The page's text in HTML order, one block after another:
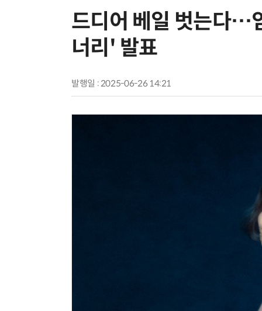
드디어 베일 벗는다…
너리' 발표
발행일 : 2025-06-26 14:21